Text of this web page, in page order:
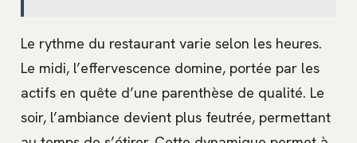
Le rythme du restaurant varie selon les heures.
Le midi, l’effervescence domine, portée par les
actifs en quête d’une parenthèse de qualité. Le
soir, l’ambiance devient plus feutrée, permettant